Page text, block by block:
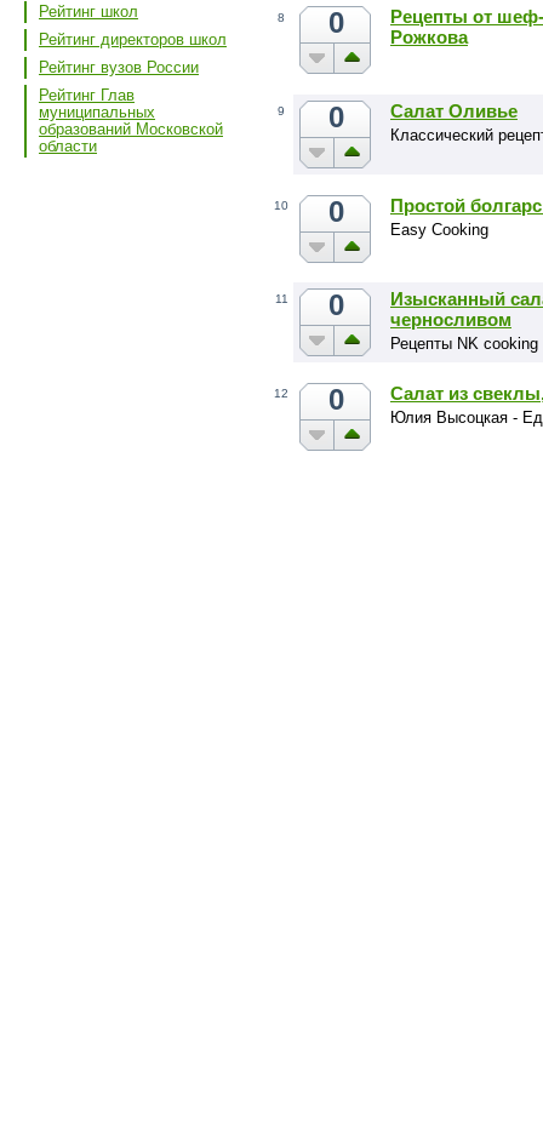
Рейтинг школ
Рейтинг директоров школ
Рейтинг вузов России
Рейтинг Глав
муниципальных
образований Московской
области
8 0
Рецепты от
Рожкова
9 0 Салат Оливье
Классический
10 0 Простой
Easy Cooking
11 0
Изысканный
черносливом
Рецепты NK cooking
12 0 Салат из
Юлия Высоцкая -